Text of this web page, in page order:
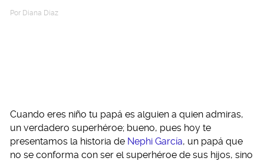
Por Diana Diaz
Cuando eres niño tu papá es alguien a quien admiras,
un verdadero superhéroe; bueno, pues hoy te
presentamos la historia de Nephi García, un papá que
no se conforma con ser el superhéroe de sus hijos, sino